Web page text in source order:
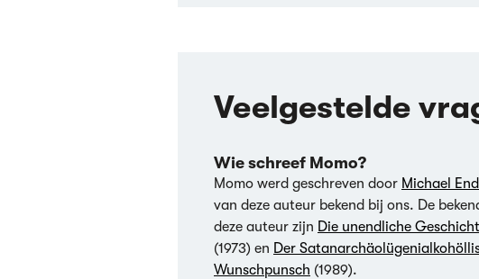
Veelgestelde
Wie schreef Momo?
Momo werd geschreven door Michael
van deze auteur bekend bij ons. De
deze auteur zijn Die unendliche
(1973) en Der
Wunschpunsch (1989).